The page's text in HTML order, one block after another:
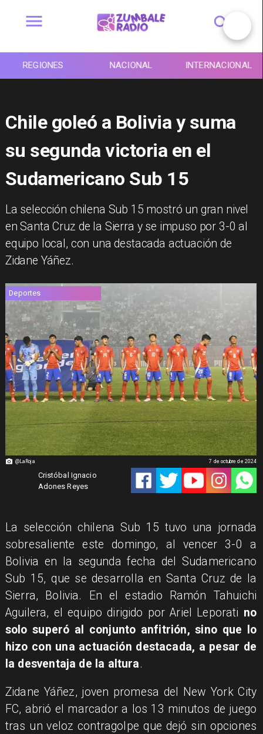
REGIONES NACIONAL INTERNACIONAL
Chile goleó a Bolivia y suma
su segunda victoria en el
Sudamericano Sub 15
La selección chilena Sub 15 mostró un gran nivel
en Santa Cruz de la Sierra y se impuso por 3-0 al
equipo local, con una destacada actuación de
Zidane Yáñez.
@LaRoja
Deportes
Cristóbal Ignacio
Adones Reyes
7 de octubre de 2024
La selección chilena Sub 15 tuvo una jornada
sobresaliente este domingo, al vencer 3-0 a
Bolivia en la segunda fecha del Sudamericano
Sub 15, que se desarrolla en Santa Cruz de la
Sierra, Bolivia. En el estadio Ramón Tahuichi
Aguilera, el equipo dirigido por Ariel Leporati no
solo superó al conjunto anfitrión, sino que lo
hizo con una actuación destacada, a pesar de
la desventaja de la altura.
Zidane Yáñez, joven promesa del New York City
FC, abrió el marcador a los 13 minutos de juego
tras un veloz contragolpe que dejó sin opciones